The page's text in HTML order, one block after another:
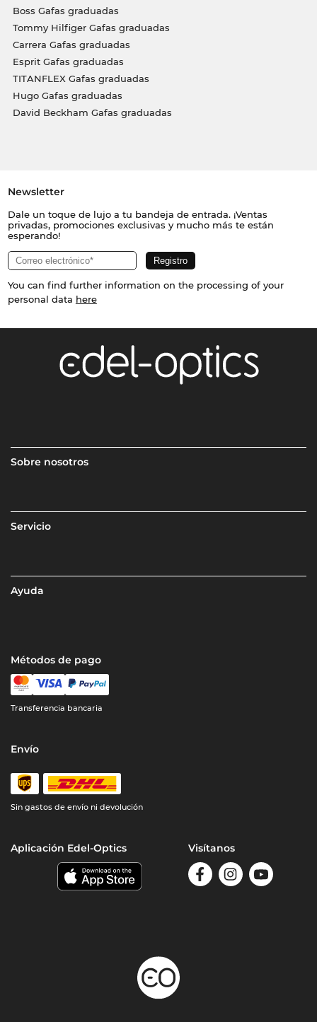
Boss Gafas graduadas
Tommy Hilfiger Gafas graduadas
Carrera Gafas graduadas
Esprit Gafas graduadas
TITANFLEX Gafas graduadas
Hugo Gafas graduadas
David Beckham Gafas graduadas
Newsletter
Dale un toque de lujo a tu bandeja de entrada. ¡Ventas
privadas, promociones exclusivas y mucho más te están
esperando!
You can find further information on the processing of your
personal data here
Sobre nosotros
Servicio
Ayuda
Métodos de pago
Transferencia bancaria
Envío
Sin gastos de envío ni devolución
Aplicación Edel-Optics Visítanos